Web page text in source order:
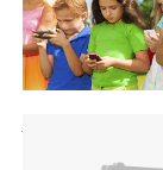
Anak Kecanduan